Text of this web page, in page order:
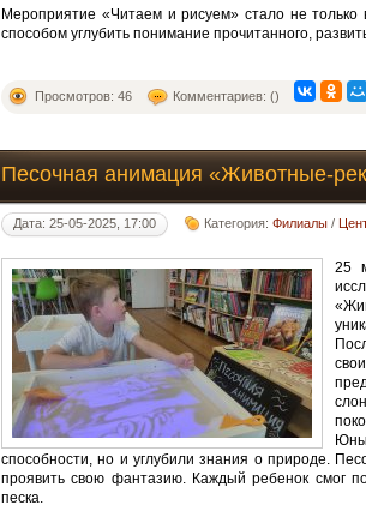
Мероприятие «Читаем и рисуем» стало не
способом углубить понимание прочитанного,
Просмотров: 46 Комментариев: ()
Песочная анимация «Животные-
Дата: 25-05-2025, 17:00 Категория:Филиалы /
25
способности, но и углубили знания о природе.
проявить свою фантазию. Каждый ребенок смог
песка.